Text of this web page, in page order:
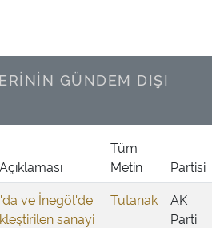
GÜNDEM DIŞI
Tüm
Metin
Partisi
ve İnegöl'de
sanayi
Tutanak
AK
Parti